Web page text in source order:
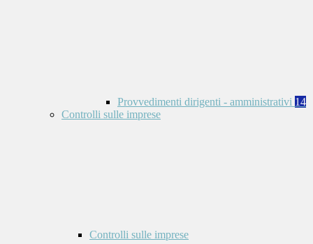
Provvedimenti dirigenti - amministrativi 14
Controlli sulle imprese
Controlli sulle imprese